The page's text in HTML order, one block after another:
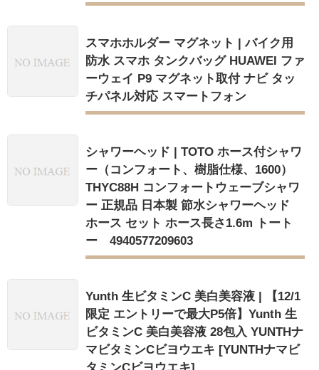
スマホホルダー マグネット | バイク用
防水 スマホ タンクバッグ HUAWEI ファ
ーウェイ P9 マグネット取付 ナビ タッ
チパネル対応 スマートフォン
シャワーヘッド | TOTO ホース付シャワ
ー（コンフォート、樹脂仕様、1600）
THYC88H コンフォートウェーブシャワ
ー 正規品 日本製 節水シャワーヘッド
ホース セット ホース長さ1.6m トート
ー 4940577209603
Yunth 生ビタミンC 美白美容液 | 【12/1
限定 エントリーで最大P5倍】Yunth 生
ビタミンC 美白美容液 28包入 YUNTHナ
マビタミンCビヨウエキ [YUNTHナマビ